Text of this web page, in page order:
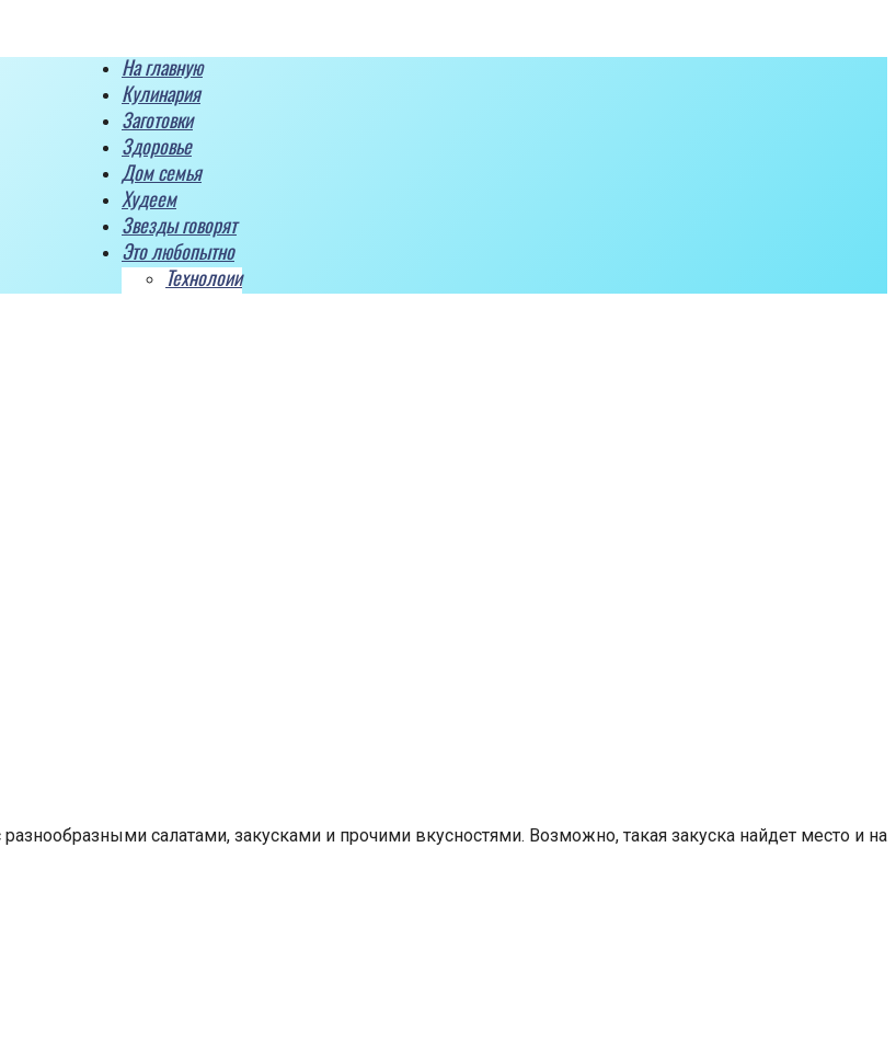
На главную
Кулинария
Заготовки
Здоровье
Дом семья
Худеем
Звезды говорят
Это любопытно
Технолоии
салатами, закусками и прочими вкусностями. Возможно, такая закуска найдет место и на